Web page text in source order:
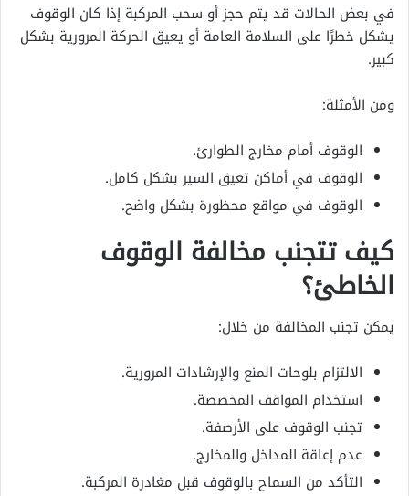
في بعض الحالات قد يتم حجز أو سحب المركبة إذا كان الوقوف
يشكل خطرًا على السلامة العامة أو يعيق الحركة المرورية بشكل
كبير.
ومن الأمثلة:
الوقوف أمام مخارج الطوارئ.
الوقوف في أماكن تعيق السير بشكل كامل.
الوقوف في مواقع محظورة بشكل واضح.
كيف تتجنب مخالفة الوقوف
الخاطئ؟
يمكن تجنب المخالفة من خلال:
الالتزام بلوحات المنع والإرشادات المرورية.
استخدام المواقف المخصصة.
تجنب الوقوف على الأرصفة.
عدم إعاقة المداخل والمخارج.
التأكد من السماح بالوقوف قبل مغادرة المركبة.